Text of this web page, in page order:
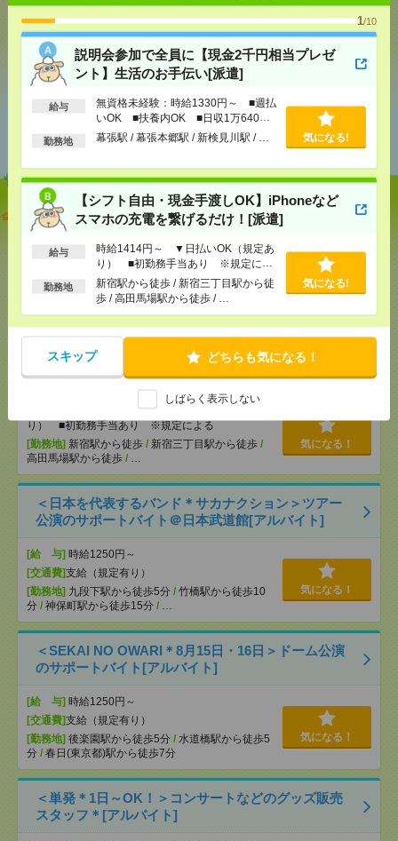
1/10
説明会参加で全員に【現金2千円相当プレゼ
ント】生活のお手伝い[派遣]
給与
無資格未経験：時給1330円～ ■週払
いOK ■扶養内OK ■日収1万640円
以上
勤務地 幕張駅 / 幕張本郷駅 / 新検見川駅 / … 気になる!
【シフト自由・現金手渡しOK】iPhoneなど
スマホの充電を繋げるだけ！[派遣]
給与
時給1414円～ ▼日払いOK（規定あ
り） ■初勤務手当あり ※規定によ
る
勤務地
新宿駅から徒歩 / 新宿三丁目駅から徒
歩 / 高田馬場駅から徒歩 / …
気になる!
スキップ どちらも気になる！
しばらく表示しない
気になる！
あなたの閲覧履歴からの
おすすめ
説明会参加で全員に【現金2千円相当プレゼント】生
活のお手伝い[派遣]
無資格未経験：時給1330円～ ■週払い
OK ■扶養内OK ■日収1万640円以上
[交通費] 交通費全額支給
[勤務地]幕張駅/幕張本郷駅/新検見川駅/…
気になる！
【シフト自由・現金手渡しOK】iPhoneなどスマホの
充電を繋げるだけ！[派遣]
時給1414円～ ▼日払いOK（規定あ
り） ■初勤務手当あり ※規定による
[勤務地] 新宿駅から徒歩 / 新宿三丁目駅から徒歩 /
高田馬場駅から徒歩 /
気になる！
＜日本を代表するバンド＊サカナクション＞ツアー
公演のサポートバイト＠日本武道館[アルバイト]
[給 与] 時給1250円～
[交通費]支給（規定有り）
[勤務地] 九段下駅から徒歩5分 / 竹橋駅から徒歩10
分 / 神保町駅から徒歩15分 /
気になる！
＜SEKAI NO OWARI＊8月15日・16日＞ドーム公演
のサポートバイト[アルバイト]
[給 与] 時給1250円～
[交通費]支給（規定有り）
[勤務地] 後楽園駅から徒歩5分 / 水道橋駅から徒歩5
分 / 春日(東京都)駅から徒歩7分
気になる！
＜単発＊1日～OK！＞コンサートなどのグッズ販売
スタッフ＊[アルバイト]